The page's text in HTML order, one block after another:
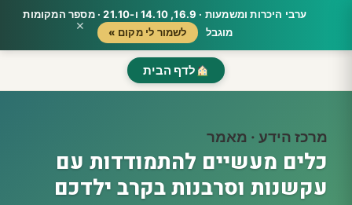
ערבי היכרות ומשמעות · 16.9, 14.10 ו-21.10 · מספר המקומות
מוגבל
לשמור לי מקום » ×
לדף הבית
מרכז הידע · מאמר
כלים מעשיים להתמודדות עם
עקשנות וסרבנות בקרב ילדכם